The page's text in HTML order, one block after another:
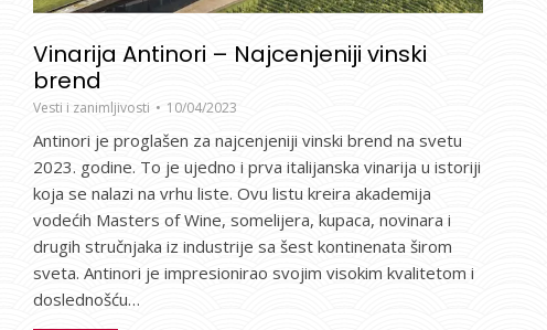
Vinarija Antinori – Najcenjeniji vinski
brend
Vesti i zanimljivosti 10/04/2023
Antinori je proglašen za najcenjeniji vinski brend na svetu
2023. godine. To je ujedno i prva italijanska vinarija u istoriji
koja se nalazi na vrhu liste. Ovu listu kreira akademija
vodećih Masters of Wine, somelijera, kupaca, novinara i
drugih stručnjaka iz industrije sa šest kontinenata širom
sveta. Antinori je impresionirao svojim visokim kvalitetom i
doslednošću…